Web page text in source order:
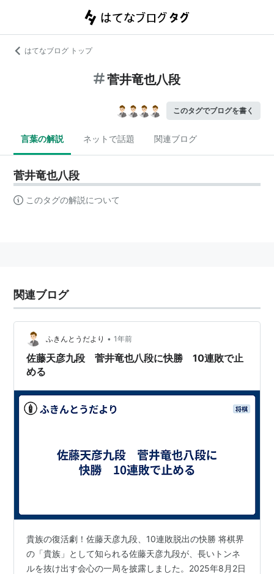
はてなブログ トップ
菅井竜也八段
このタグでブログを書く
言葉の解説 ネットで話題 関連ブログ
菅井竜也八段
このタグの解説について
関連ブログ
ふきんとうだより • 1年前
佐藤天彦九段 菅井竜也八段に快勝 10連敗で止
める
貴族の復活劇！佐藤天彦九段、10連敗脱出の快勝 将棋界
の「貴族」として知られる佐藤天彦九段が、長いトンネ
ルを抜け出す会心の一局を披露しました。2025年8月2日